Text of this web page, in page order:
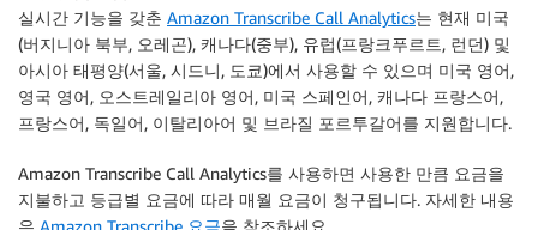
실시간 기능을 갖춘 Amazon Transcribe Call Analytics는 현재 미국
(버지니아 북부, 오레곤), 캐나다(중부), 유럽(프랑크푸르트, 런던) 및
아시아 태평양(서울, 시드니, 도쿄)에서 사용할 수 있으며 미국 영어,
영국 영어, 오스트레일리아 영어, 미국 스페인어, 캐나다 프랑스어,
프랑스어, 독일어, 이탈리아어 및 브라질 포르투갈어를 지원합니다.
Amazon Transcribe Call Analytics를 사용하면 사용한 만큼 요금을
지불하고 등급별 요금에 따라 매월 요금이 청구됩니다. 자세한 내용